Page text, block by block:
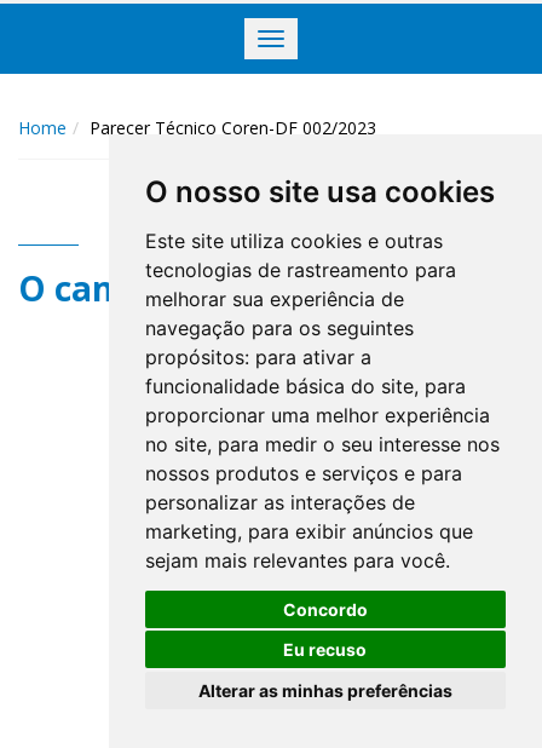
O nosso site usa cookies
Este site utiliza cookies e outras
tecnologias de rastreamento para
melhorar sua experiência de
navegação para os seguintes
propósitos: para ativar a
funcionalidade básica do site, para
proporcionar uma melhor experiência
no site, para medir o seu interesse nos
nossos produtos e serviços e para
personalizar as interações de
marketing, para exibir anúncios que
sejam mais relevantes para você.
Concordo
Eu recuso
Alterar as minhas preferências
Toggle
navigation
Home Parecer Técnico Coren-DF 002/2023
O campo title não existe.